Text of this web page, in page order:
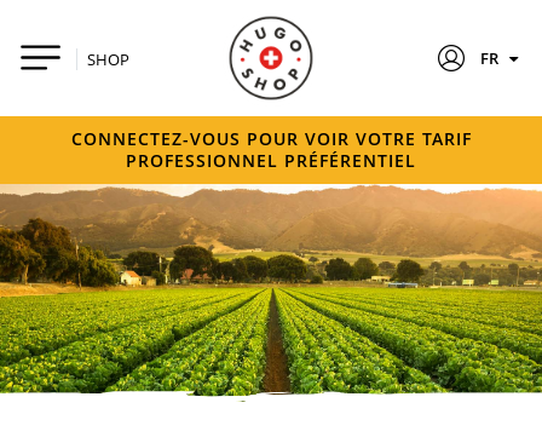
SHOP FR
CONNECTEZ-VOUS POUR VOIR VOTRE TARIF
PROFESSIONNEL PRÉFÉRENTIEL